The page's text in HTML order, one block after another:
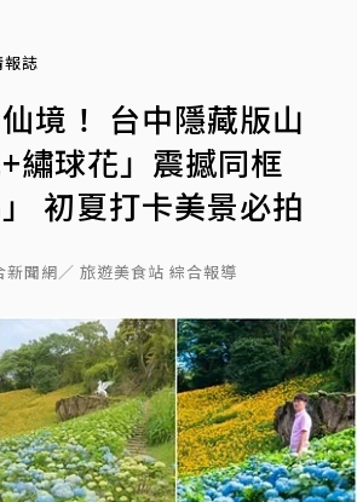
誌
境！ 台中隱藏版山
繡球花」震撼同框
」 初夏打卡美景必拍
新聞網／ 旅遊美食站 綜合報導